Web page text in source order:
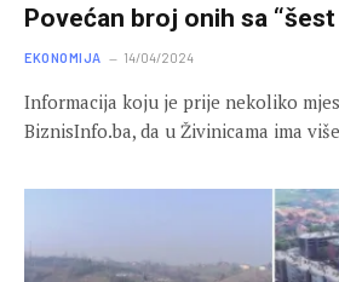
Povećan broj onih sa “šest
EKONOMIJA 14/04/2024
Informacija koju je prije nekoliko
BiznisInfo.ba, da u Živinicama ima